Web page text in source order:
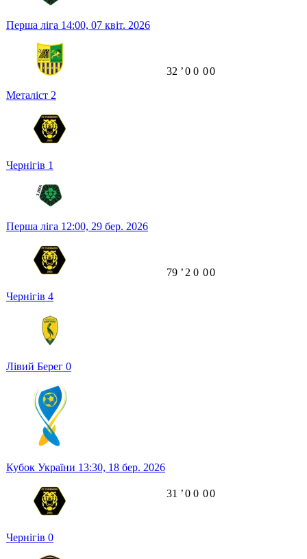
Перша ліга 14:00, 07 квіт. 2026
Металіст 2
Чернігів 1
32 ʼ0 0 00
Перша ліга 12:00, 29 бер. 2026
Чернігів 4
Лівий Берег 0
79 ʼ 2 0 00
Кубок України 13:30, 18 бер. 2026
Чернігів 0
31 ʼ0 0 00